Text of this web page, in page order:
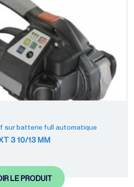
sur batterie full automatique
3 10/13 MM
LE PRODUIT